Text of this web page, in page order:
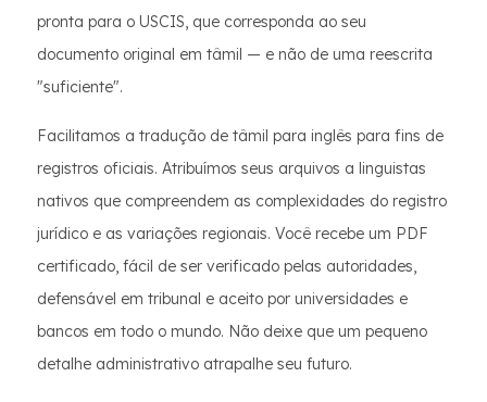
pronta para o USCIS, que corresponda ao seu
documento original em tâmil — e não de uma reescrita
"suficiente".
Facilitamos a tradução de tâmil para inglês para fins de
registros oficiais. Atribuímos seus arquivos a linguistas
nativos que compreendem as complexidades do registro
jurídico e as variações regionais. Você recebe um PDF
certificado, fácil de ser verificado pelas autoridades,
defensável em tribunal e aceito por universidades e
bancos em todo o mundo. Não deixe que um pequeno
detalhe administrativo atrapalhe seu futuro.